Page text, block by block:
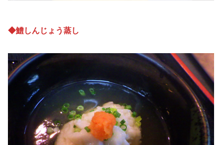
◆鱧しんじょう蒸し